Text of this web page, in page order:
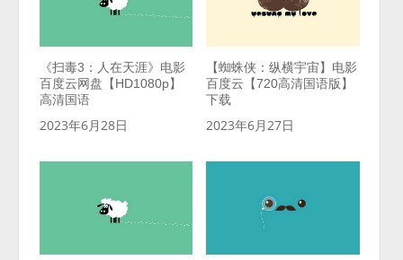
《扫毒3：人在天涯》电影
百度云网盘【HD1080p】
高清国语
2023年6月28日
【蜘蛛侠：纵横宇宙】电影
百度云【720高清国语版】
下载
2023年6月27日